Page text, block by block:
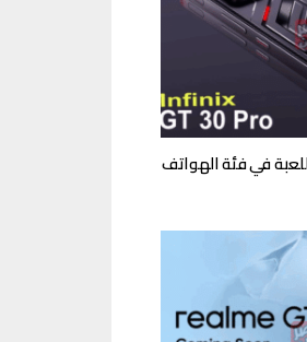
في فئة الهواتف